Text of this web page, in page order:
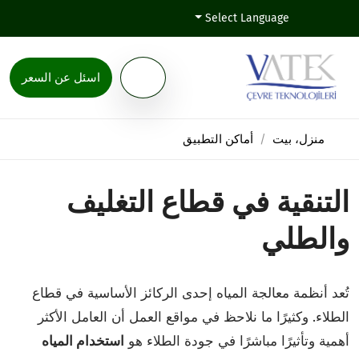
Select Language
اسئل عن السعر
منزل، بيت أماكن التطبيق
التنقية في قطاع التغليف
والطلي
تُعد أنظمة معالجة المياه إحدى الركائز الأساسية في قطاع
الطلاء. وكثيرًا ما نلاحظ في مواقع العمل أن العامل الأكثر
أهمية وتأثيرًا مباشرًا في جودة الطلاء هو استخدام المياه